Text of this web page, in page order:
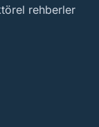
rehberler